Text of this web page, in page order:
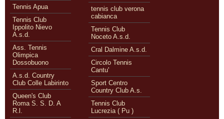
Tennis Apua
Tennis Club
Ippolito Nievo
A.s.d.
Ass. Tennis
Olimpica
Dossobuono
A.s.d. Country
Club Colle Labirinto
Queen's Club
Roma S. S. D. A
R.l.
tennis club verona
cabianca
Tennis Club
Noceto A.s.d.
Cral Dalmine A.s.d.
Circolo Tennis
Cantu'
Sport Centro
Country Club A.s.
Tennis Club
Lucrezia ( Pu )